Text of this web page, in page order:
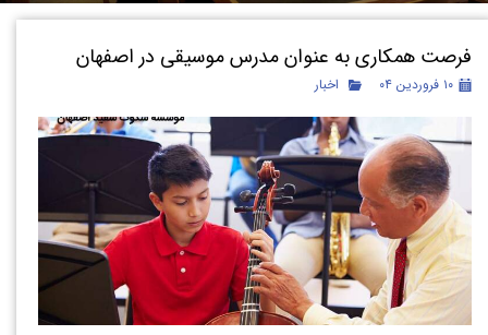
فرصت همکاری به عنوان مدرس موسیقی در اصفهان
۱۰ فروردین ۰۴ اخبار